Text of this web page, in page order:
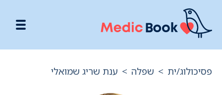
פסיכולוג/ית > שפלה > ענת שריג שמואלי